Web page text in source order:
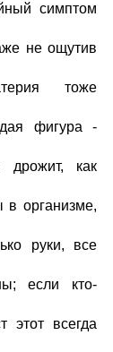
симптом
не ощутив
тоже
фигура -
дрожит, как
в организме,
руки, все
если кто-
этот всегда